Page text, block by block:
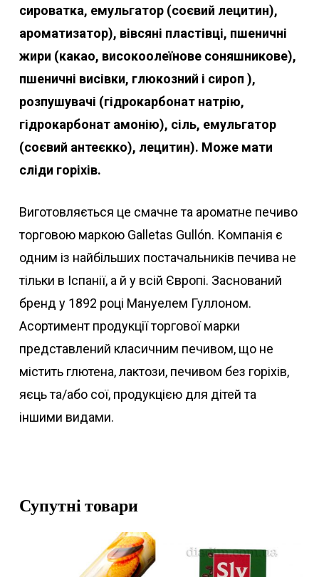
сироватка, емульгатор (соєвий лецитин),
ароматизатор), вівсяні пластівці, пшеничні
жири (какао, високоолеїнове соняшникове),
пшеничні висівки, глюкозний і сироп ),
розпушувачі (гідрокарбонат натрію,
гідрокарбонат амонію), сіль, емульгатор
(соєвий антеєкко), лецитин). Може мати
сліди горіхів.
Виготовляється це смачне та ароматне печиво
торговою маркою Galletas Gullón. Компанія є
одним із найбільших постачальників печива не
тільки в Іспанії, а й у всій Європі. Заснований
бренд у 1892 році Мануелем Гуллоном.
Асортимент продукції торгової марки
представлений класичним печивом, що не
містить глютена, лактози, печивом без горіхів,
яєць та/або сої, продукцією для дітей та
іншими видами.
Супутні товари